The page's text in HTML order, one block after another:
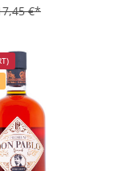
5 SternenBewertung
€*